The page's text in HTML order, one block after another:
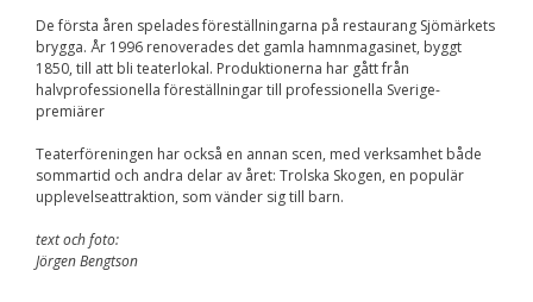
De första åren spelades föreställningarna på restaurang Sjömärkets
brygga. År 1996 renoverades det gamla hamnmagasinet, byggt
1850, till att bli teaterlokal. Produktionerna har gått från
halvprofessionella föreställningar till professionella Sverige-
premiärer
Teaterföreningen har också en annan scen, med verksamhet både
sommartid och andra delar av året: Trolska Skogen, en populär
upplevelseattraktion, som vänder sig till barn.
text och foto:
Jörgen Bengtson
funktionalitet
att försvinna
från
hemsidan.
Marknadsföring
Genom att dela med